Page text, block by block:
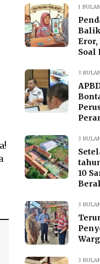
1
Eror,
Soal
3
3
10
3
3